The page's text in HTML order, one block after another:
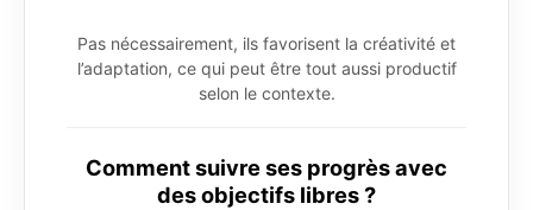
Pas nécessairement, ils favorisent la créativité et
l’adaptation, ce qui peut être tout aussi productif
selon le contexte.
Comment suivre ses progrès avec
des objectifs libres ?